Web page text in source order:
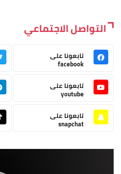
التواصل الاجتماعي
تابعونا على
facebook
تابعونا على
youtube
تابعونا على
snapchat